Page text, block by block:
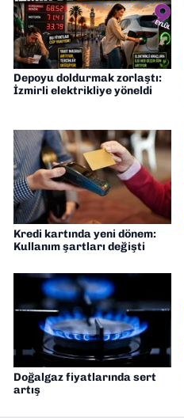
Depoyu doldurmak zorlaştı:
İzmirli elektrikliye yöneldi
Kredi kartında yeni dönem:
Kullanım şartları değişti
Doğalgaz fiyatlarında sert
artış